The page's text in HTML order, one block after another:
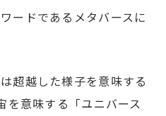
ードであるメタバースに
超越した様子を意味する
を意味する「ユニバース